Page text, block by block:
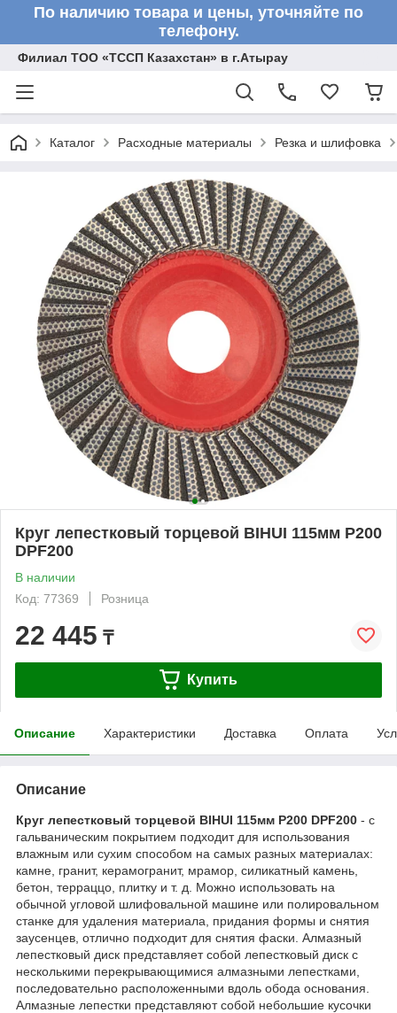
По наличию товара и цены, уточняйте по
телефону.
Филиал ТОО «ТССП Казахстан» в г.Атырау
Каталог Расходные материалы Резка и шлифовка
Круг лепестковый торцевой BIHUI 115мм P200
DPF200
В наличии
Код: 77369
Розница
22 445 ₸
Купить
Описание Характеристики Доставка Оплата
Описание
Круг лепестковый торцевой BIHUI 115мм P200 DPF200 - с
гальваническим покрытием подходит для использования
влажным или сухим способом на самых разных материалах:
камне, гранит, керамогранит, мрамор, силикатный камень,
бетон, терраццо, плитку и т. д. Можно использовать на
обычной угловой шлифовальной машине или полировальном
станке для удаления материала, придания формы и снятия
заусенцев, отлично подходит для снятия фаски. Алмазный
лепестковый диск представляет собой лепестковый диск с
несколькими перекрывающимися алмазными лепестками,
последовательно расположенными вдоль обода основания.
Алмазные лепестки представляют собой небольшие кусочки